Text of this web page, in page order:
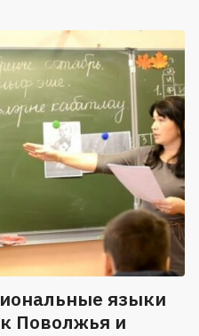
языки
Поволжья и